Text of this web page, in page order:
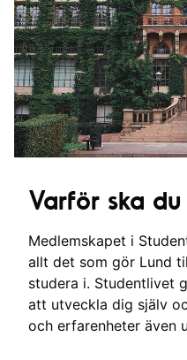
Varför ska
Medlemskapet i
allt det som gör Lund
studera i. Studentlivet
att utveckla dig själv
och erfarenheter även